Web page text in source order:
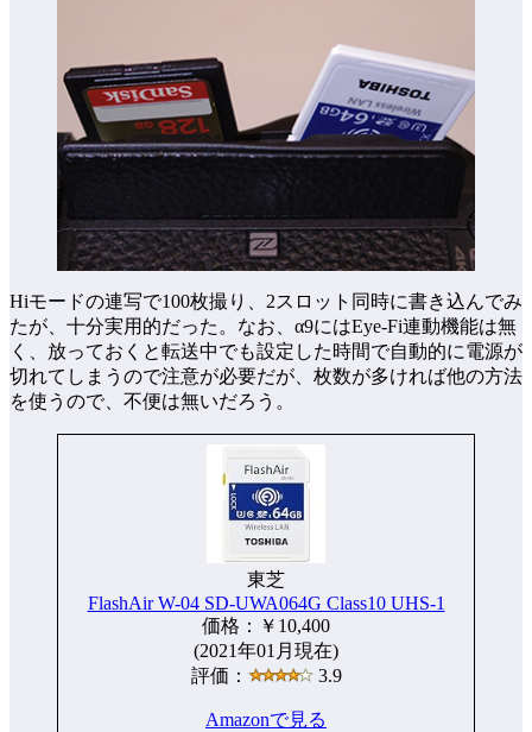
Hiモードの連写で100枚撮り、2スロット同時に書き込んでみ
たが、十分実用的だった。なお、α9にはEye-Fi連動機能は無
く、放っておくと転送中でも設定した時間で自動的に電源が
切れてしまうので注意が必要だが、枚数が多ければ他の方法
を使うので、不便は無いだろう。
東芝
FlashAir W-04 SD-UWA064G Class10 UHS-1
価格：￥10,400
(2021年01月現在)
評価：
3.9
Amazonで見る